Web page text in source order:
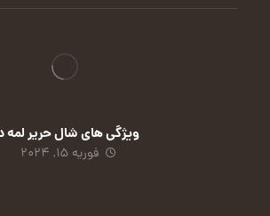
ویژگی های شال حریر لمه
فوریه 15, 2024